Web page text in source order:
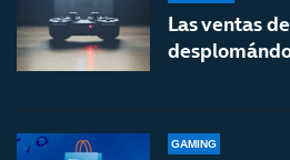
Las ventas
GAMING